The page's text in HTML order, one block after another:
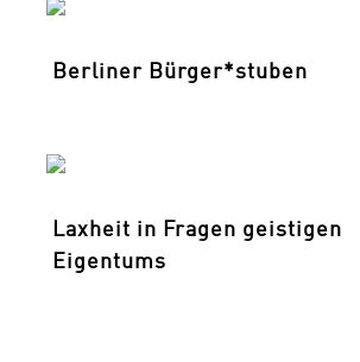
Berliner Bürger*stuben
Laxheit in Fragen geistigen
Eigentums